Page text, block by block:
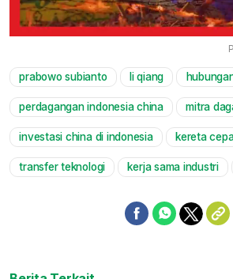
prabowo subianto li qiang
perdagangan indonesia china mitra
investasi china di indonesia kereta
transfer teknologi kerja sama industri